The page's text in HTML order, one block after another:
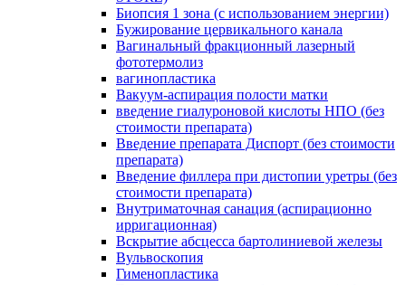
Биопсия 1 зона (с использованием энергии)
Бужирование цервикального канала
Вагинальный фракционный лазерный
фототермолиз
вагинопластика
Вакуум-аспирация полости матки
введение гиалуроновой кислоты НПО (без
стоимости препарата)
Введение препарата Диспорт (без стоимости
препарата)
Введение филлера при дистопии уретры (без
стоимости препарата)
Внутриматочная санация (аспирационно
ирригационная)
Вскрытие абсцесса бартолиниевой железы
Вульвоскопия
Гименопластика